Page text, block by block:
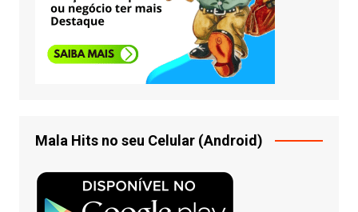
Mala Hits no seu Celular (Android)